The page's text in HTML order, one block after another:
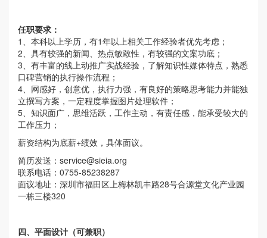
任职要求：
1、本科以上学历，有1年以上相关工作经验者优先考虑；
2、具有较强的新闻、热点敏敢性，有较强的文案功底；
3、有丰富的线上动推广实战经验，了解知识性媒体特点，熟悉
口碑营销的执行操作流程；
4、网感好，创意优，执行力强，有良好的策略思考能力并能独
立撰写方案，一定程度掌握图片处理软件；
5、知识面广，思维活跃，工作主动，有责任感，能承受较大的
工作压力；
薪资结构为底薪+绩效，具体面议。
简历发送： service@sieia.org
联系电话：0755-85238287
面议地址：深圳市福田区上梅林凯丰路28号合源堂文化产业园
一栋三楼320
四、平面设计（可兼职）